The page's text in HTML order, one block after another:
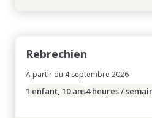
Rebrechien
À partir du 4 septembre 2026
1 enfant, 10 ans4 heures /